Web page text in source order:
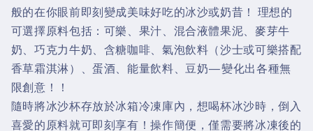
般的在你眼前即刻變成美味好吃的冰沙或奶昔！ 理想的
可選擇原料包括：可樂、果汁、混合液體果泥、麥芽牛
奶、巧克力牛奶、含糖咖啡、氣泡飲料（沙士或可樂搭配
香草霜淇淋）、蛋酒、能量飲料、豆奶—變化出各種無
限創意！！
隨時將冰沙杯存放於冰箱冷凍庫內，想喝杯冰沙時，倒入
喜愛的原料就可即刻享有！操作簡便，僅需要將冰凍後的